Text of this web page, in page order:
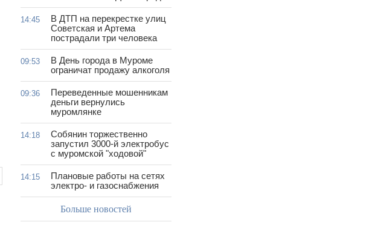
14:45
В ДТП на перекрестке улиц
Советская и Артема
пострадали три человека
09:53
В День города в Муроме
ограничат продажу алкоголя
09:36
Переведенные мошенникам
деньги вернулись
муромлянке
14:18
Собянин торжественно
запустил 3000-й электробус
с муромской "ходовой"
14:15
Плановые работы на сетях
электро- и газоснабжения
Больше новостей